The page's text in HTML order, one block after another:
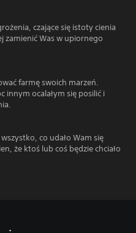
czające się istoty cienia
Was w upiornego
farmę swoich marzeń.
innym ocalałym się posilić i
co udało Wam się
że ktoś lub coś będzie chciało